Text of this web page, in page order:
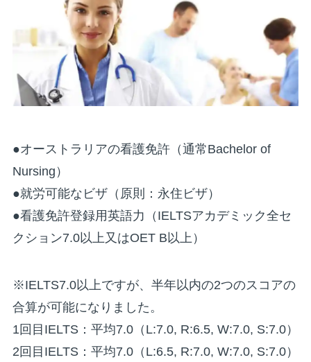
●オーストラリアの看護免許（通常Bachelor of
Nursing）
●就労可能なビザ（原則：永住ビザ）
●看護免許登録用英語力（IELTSアカデミック全セ
クション7.0以上又はOET B以上）
※IELTS7.0以上ですが、半年以内の2つのスコアの
合算が可能になりました。
1回目IELTS：平均7.0（L:7.0, R:6.5, W:7.0, S:7.0）
2回目IELTS：平均7.0（L:6.5, R:7.0, W:7.0, S:7.0）